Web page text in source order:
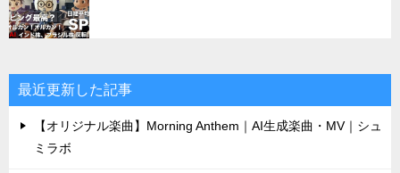
最近更新した記事
【オリジナル楽曲】Morning Anthem｜AI生成楽曲・MV｜シュ
ミラボ